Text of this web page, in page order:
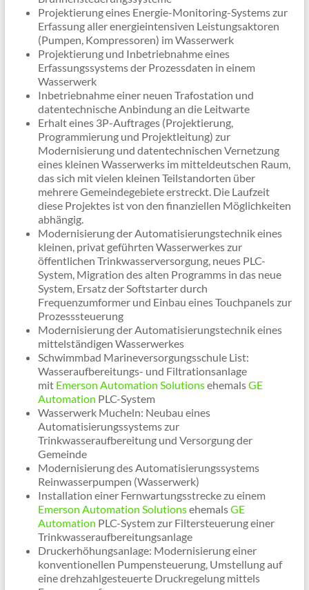
Projektierung eines Energie-Monitoring-Systems zur
Erfassung aller energieintensiven Leistungsaktoren
(Pumpen, Kompressoren) im Wasserwerk
Projektierung und Inbetriebnahme eines
Erfassungssystems der Prozessdaten in einem
Wasserwerk
Inbetriebnahme einer neuen Trafostation und
datentechnische Anbindung an die Leitwarte
Erhalt eines 3P-Auftrages (Projektierung,
Programmierung und Projektleitung) zur
Modernisierung und datentechnischen Vernetzung
eines kleinen Wasserwerks im mitteldeutschen Raum,
das sich mit vielen kleinen Teilstandorten über
mehrere Gemeindegebiete erstreckt. Die Laufzeit
diese Projektes ist von den finanziellen Möglichkeiten
abhängig.
Modernisierung der Automatisierungstechnik eines
kleinen, privat geführten Wasserwerkes zur
öffentlichen Trinkwasserversorgung, neues PLC-
System, Migration des alten Programms in das neue
System, Ersatz der Softstarter durch
Frequenzumformer und Einbau eines Touchpanels zur
Prozesssteuerung
Modernisierung der Automatisierungstechnik eines
mittelständigen Wasserwerkes
Schwimmbad Marineversorgungsschule List:
Wasseraufbereitungs- und Filtrationsanlage
mit Emerson Automation SolutionsehemalsGE
Automation PLC-System
Wasserwerk Mucheln: Neubau eines
Automatisierungssystems zur
Trinkwasseraufbereitung und Versorgung der
Gemeinde
Modernisierung des Automatisierungssystems
Reinwasserpumpen (Wasserwerk)
Installation einer Fernwartungsstrecke zu einem
Emerson Automation SolutionsehemalsGE
Automation PLC-System zur Filtersteuerung einer
Trinkwasseraufbereitungsanlage
Druckerhöhungsanlage: Modernisierung einer
konventionellen Pumpensteuerung, Umstellung auf
eine drehzahlgesteuerte Druckregelung mittels